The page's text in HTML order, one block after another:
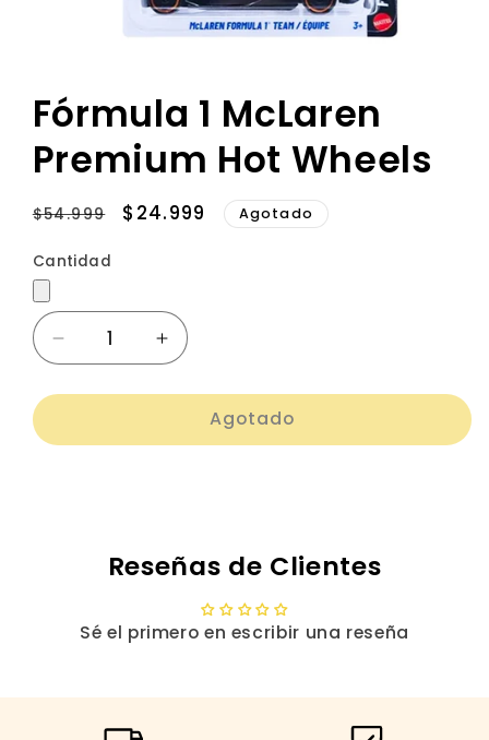
Fórmula 1 McLaren
Premium Hot Wheels
Precio
$54.999
Precio
$24.999 Agotado
Cantidad
Cantidad
Reducir
cantidad
para
1
Aumentar
cantidad
para
Fórmula
1
Agotado
Reseñas de Clientes
Sé el primero en escribir una reseña